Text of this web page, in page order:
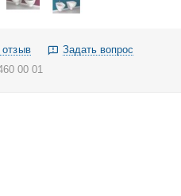
отзыв
Задать вопрос
00 01